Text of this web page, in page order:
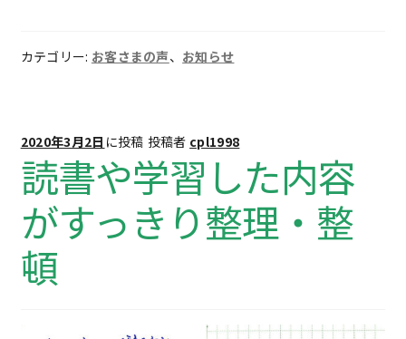
カテゴリー: お客さまの声、 お知らせ
2020年3月2日 に投稿 投稿者 cpl1998
読書や学習した内容
がすっきり整理・整
頓